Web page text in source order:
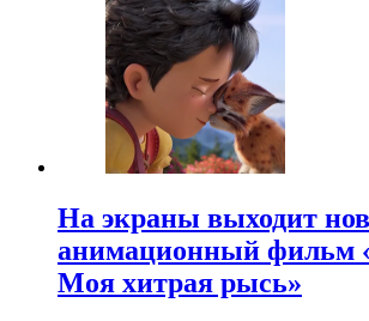
На экраны выходит
анимационный фильм
Моя хитрая рысь»